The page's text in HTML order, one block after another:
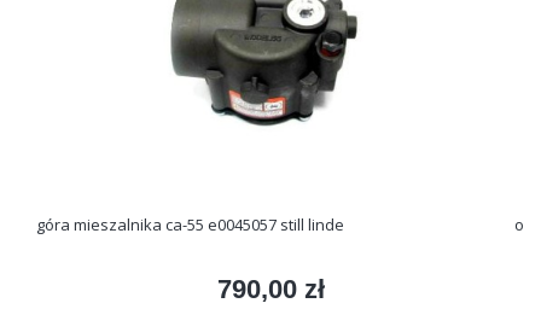
góra mieszalnika ca-55 e0045057 still linde
Cena
790,00 zł